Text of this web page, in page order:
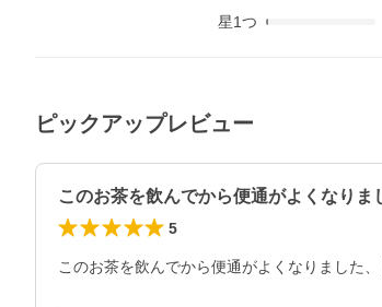
星1つ
ピックアップレビュー
このお茶を飲んでから便通がよくなり
5
このお茶を飲んでから便通がよくなりました